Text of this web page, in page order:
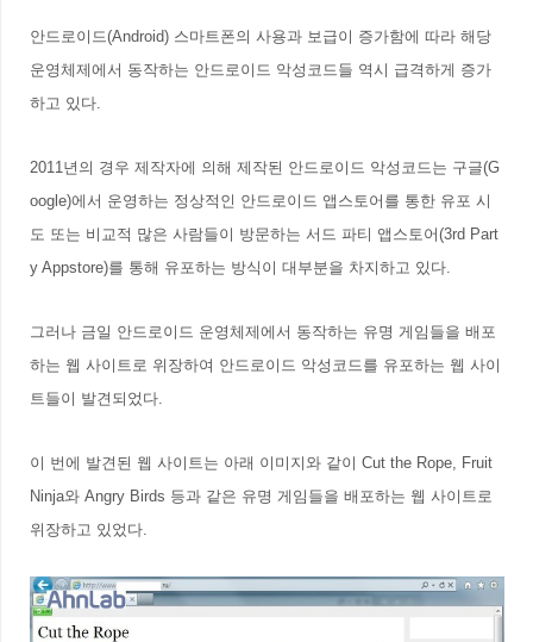
안드로이드(Android) 스마트폰의 사용과 보급이 증가함에 따라 해당
운영체제에서 동작하는 안드로이드 악성코드들 역시 급격하게 증가
하고 있다.
2011년의 경우 제작자에 의해 제작된 안드로이드 악성코드는 구글(G
oogle)에서 운영하는 정상적인 안드로이드 앱스토어를 통한 유포 시
도 또는 비교적 많은 사람들이 방문하는 서드 파티 앱스토어(3rd Part
y Appstore)를 통해 유포하는 방식이 대부분을 차지하고 있다.
그러나 금일 안드로이드 운영체제에서 동작하는 유명 게임들을 배포
하는 웹 사이트로 위장하여 안드로이드 악성코드를 유포하는 웹 사이
트들이 발견되었다.
이 번에 발견된 웹 사이트는 아래 이미지와 같이 Cut the Rope, Fruit
Ninja와 Angry Birds 등과 같은 유명 게임들을 배포하는 웹 사이트로
위장하고 있었다.